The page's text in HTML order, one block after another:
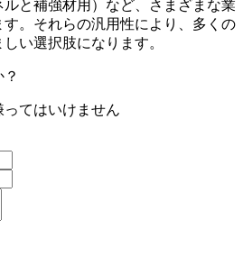
と補強材用）など、さまざまな業
。それらの汎用性により、多くの
い選択肢になります。
てはいけません